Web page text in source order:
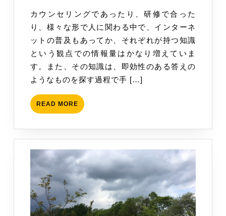
を
説
明
で
き
月
20
日
カウンセリングであったり、研修で合った
り、様々な形で人に関わる中で、インターネ
ットの普及もあってか、それぞれが持つ知識
という観点での情報量はかなり増えていま
す。また、その知識は、即効性のある答えの
ようなものを探す過程で手 […]
READ MORE READ
MORE